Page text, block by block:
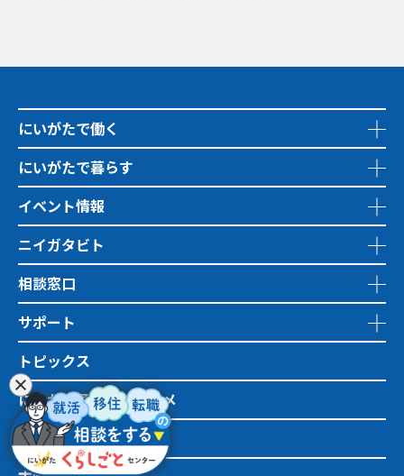
にいがたで働く
にいがたで暮らす
イベント情報
ニイガタビト
相談窓口
サポート
トピックス
にいがた子育てのススメ
地域おこし協力隊